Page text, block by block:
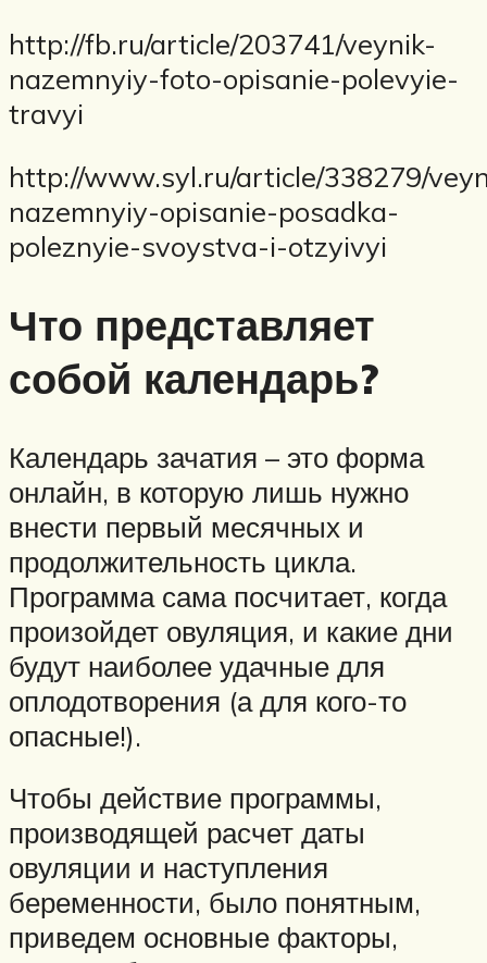
http://fb.ru/article/203741/veynik-
nazemnyiy-foto-opisanie-polevyie-
travyi
http://www.syl.ru/article/338279/
nazemnyiy-opisanie-posadka-
poleznyie-svoystva-i-otzyivyi
Что представляет
собой календарь?
Календарь зачатия – это форма
онлайн, в которую лишь нужно
внести первый месячных и
продолжительность цикла.
Программа сама посчитает, когда
произойдет овуляция, и какие дни
будут наиболее удачные для
оплодотворения (а для кого-то
опасные!).
Чтобы действие программы,
производящей расчет даты
овуляции и наступления
беременности, было понятным,
приведем основные факторы,